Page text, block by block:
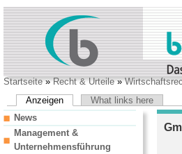
Startseite»Recht & Urteile»
Anzeigen
What links here
News
Management &
Unternehmensführung